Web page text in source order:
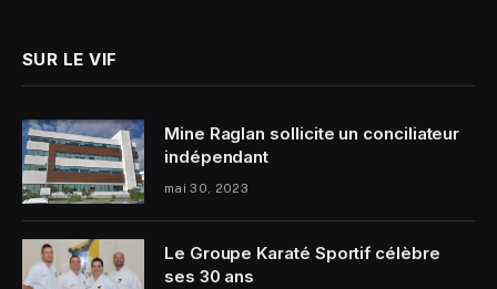
SUR LE VIF
Mine Raglan sollicite un conciliateur
indépendant
mai 30, 2023
Le Groupe Karaté Sportif célèbre
ses 30 ans